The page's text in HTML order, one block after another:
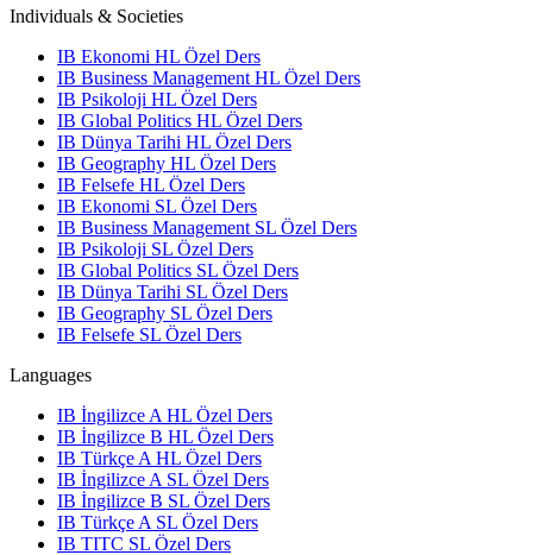
Individuals & Societies
IB Ekonomi HL Özel Ders
IB Business Management HL Özel Ders
IB Psikoloji HL Özel Ders
IB Global Politics HL Özel Ders
IB Dünya Tarihi HL Özel Ders
IB Geography HL Özel Ders
IB Felsefe HL Özel Ders
IB Ekonomi SL Özel Ders
IB Business Management SL Özel Ders
IB Psikoloji SL Özel Ders
IB Global Politics SL Özel Ders
IB Dünya Tarihi SL Özel Ders
IB Geography SL Özel Ders
IB Felsefe SL Özel Ders
Languages
IB İngilizce A HL Özel Ders
IB İngilizce B HL Özel Ders
IB Türkçe A HL Özel Ders
IB İngilizce A SL Özel Ders
IB İngilizce B SL Özel Ders
IB Türkçe A SL Özel Ders
IB TITC SL Özel Ders